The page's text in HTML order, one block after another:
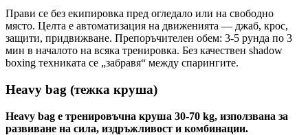
Прави се без екипировка пред огледало или на свободно
място. Целта е автоматизация на движенията — джаб, крос,
защити, придвижване. Препоръчителен обем: 3-5 рунда по 3
мин в началото на всяка тренировка. Без качествен shadow
boxing техниката се „забравя“ между спарингите.
Heavy bag (тежка круша)
Heavy bag е тренировъчна круша 30-70 kg, използвана за
развиване на сила, издръжливост и комбинации.